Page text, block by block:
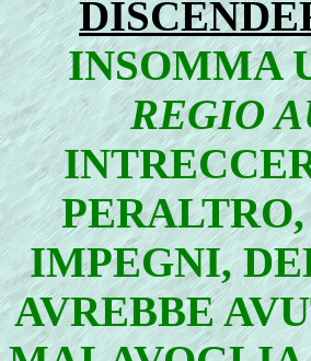
INSOMMA
REGIO
IMPEGNI,
AVREBBE